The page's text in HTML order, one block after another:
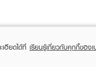
อียดได้ที่ เรียนรู้เกี่ยวกับคุกกี้ของเ